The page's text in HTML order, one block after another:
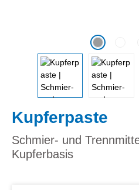
Kupferpaste
Schmier- und
Kupferbasis